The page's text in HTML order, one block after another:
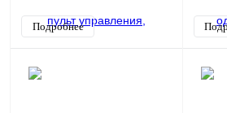
Подробнее